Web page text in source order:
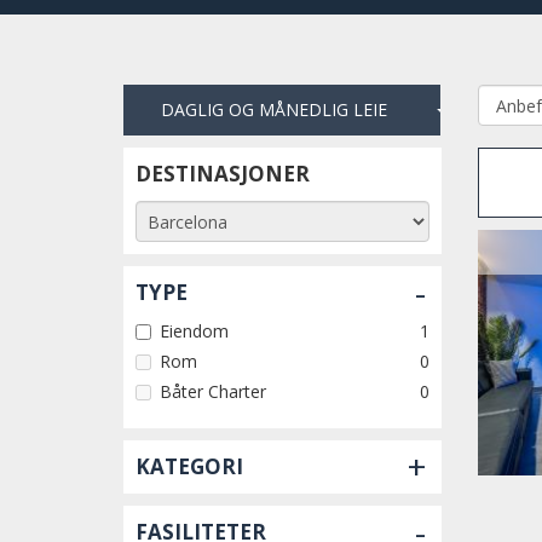
DAGLIG OG MÅNEDLIG LEIE
DESTINASJONER
TYPE -
Eiendom
1
Rom
0
Båter Charter
0
KATEGORI +
FASILITETER -